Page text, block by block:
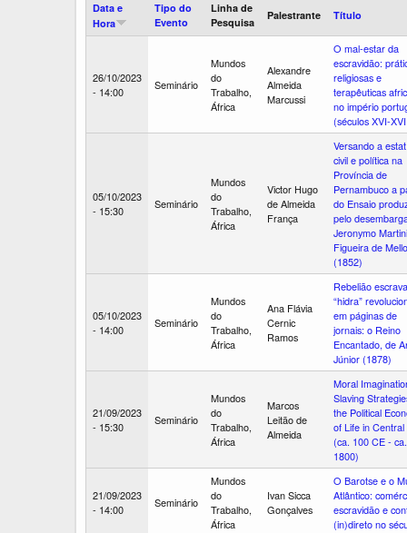
Data e
Hora
Tipo do
Evento
Linha de
Pesquisa
Palestrante Título
26/10/2023
- 14:00
Seminário
Mundos
do
Trabalho,
África
Alexandre
Almeida
Marcussi
O mal-estar da
escravidão:
religiosas e
terapêuticas
no império
(séculos XVI-
05/10/2023
- 15:30
Seminário
Mundos
do
Trabalho,
África
Victor Hugo
de Almeida
França
Versando a
civil e política na
Província de
Pernambuco a
do Ensaio
pelo
Jeronymo
Figueira de Mello
(1852)
05/10/2023
- 14:00
Seminário
Mundos
do
Trabalho,
África
Ana Flávia
Cernic
Ramos
Rebelião
“hidra”
em páginas de
jornais: o Reino
Encantado, de
Júnior (1878)
21/09/2023
- 15:30
Seminário
Mundos
do
Trabalho,
África
Marcos
Leitão de
Almeida
Moral
Slaving
the Political
of Life in Central
(ca. 100 CE - ca.
1800)
21/09/2023
- 14:00
Seminário
Mundos
do
Trabalho,
África
Ivan Sicca
Gonçalves
O Barotse e o
Atlântico:
escravidão e
(in)direto no